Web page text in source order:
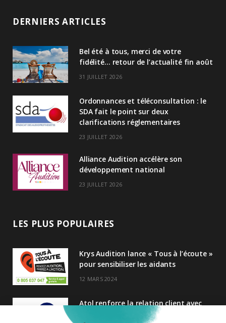
e
n
DERNIERS ARTICLES
Bel été à tous, merci de votre
fidélité… retour de l’actualité fin août
31 JUILLET 2026
Ordonnances et téléconsultation : le
SDA fait le point sur deux
clarifications réglementaires
23 JUILLET 2026
Alliance Audition accélère son
développement national
23 JUILLET 2026
LES PLUS POPULAIRES
Krys Audition lance « Tous à l’écoute »
pour sensibiliser les aidants
12 MARS 2024
Atol renforce la relation client avec
une nouvelle campagne axée sur la